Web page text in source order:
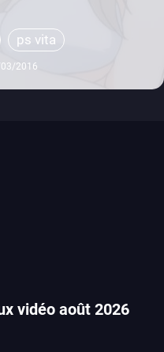
ps vita
2016
vidéo août 2026